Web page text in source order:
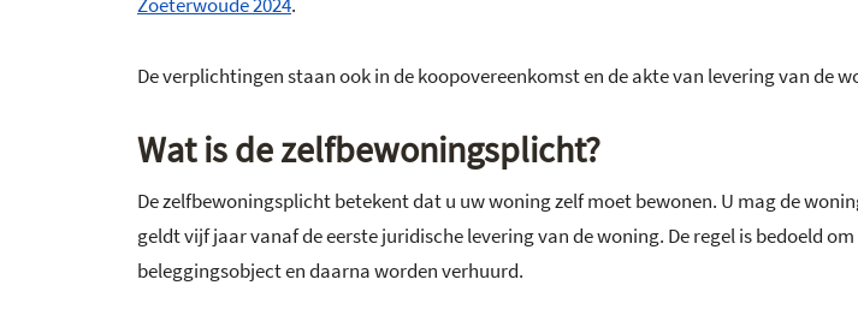
De verplichtingen staan ook in de koopovereenkomst en de akte van levering van de
Wat is de zelfbewoningsplicht?
De zelfbewoningsplicht betekent dat u uw woning zelf moet bewonen. U mag de
geldt vijf jaar vanaf de eerste juridische levering van de woning. De regel is bedoeld
beleggingsobject en daarna worden verhuurd.